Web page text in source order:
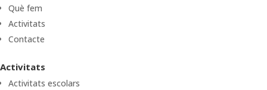
Què fem
Activitats
Contacte
Activitats
Activitats escolars